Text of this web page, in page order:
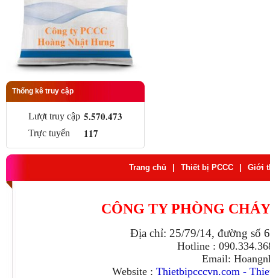
Thống kê truy cập
Lượt truy cập 5.570.473
Trực tuyến 117
Trang chủ Thiết bị PCCC Giới
CÔNG TY PHÒNG
Địa chỉ: 25/79/14, đường số
Hotline :
Email:
Website : Thietbipcccvn.com -